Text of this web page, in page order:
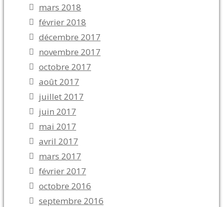
mars 2018
février 2018
décembre 2017
novembre 2017
octobre 2017
août 2017
juillet 2017
juin 2017
mai 2017
avril 2017
mars 2017
février 2017
octobre 2016
septembre 2016